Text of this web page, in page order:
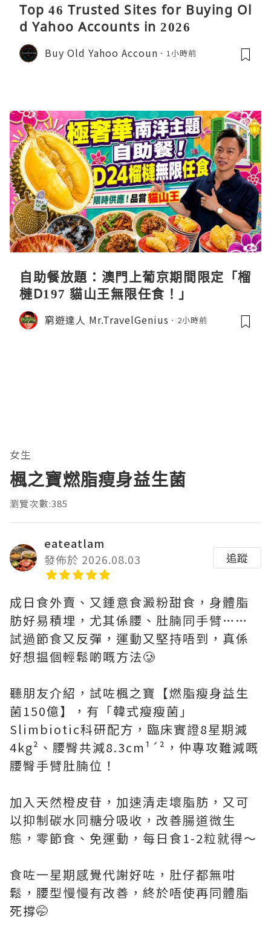
Top 46 Trusted Sites for Buying Ol
d Yahoo Accounts in 2026
Buy Old Yahoo Accoun 1小時前
自助餐放題：澳門上葡京期間限定「榴
槤D197 貓山王無限任食！」
窮遊達人 Mr.TravelGenius 2小時前
女生
楓之寶燃脂瘦身益生菌
瀏覽次數:385
eateatlam
發佈於 2026.08.03
追蹤
成日食外賣、又鍾意食澱粉甜食，身體脂
肪好易積埋，尤其係腰、肚腩同手臂……
試過節食又反彈，運動又堅持唔到，真係
好想揾個輕鬆啲嘅方法🥲
聽朋友介紹，試咗楓之寶【燃脂瘦身益生
菌150億】，有「韓式瘦瘦菌」
Slimbiotic科研配方，臨床實證8星期減
4kg²、腰臀共減8.3cm¹´²，仲專攻難減嘅
腰臀手臂肚腩位！
加入天然橙皮苷，加速清走壞脂肪，又可
以抑制碳水同糖分吸收，改善腸道微生
態，零節食、免運動，每日食1-2粒就得～
食咗一星期感覺代謝好咗，肚仔都無咁
鬆，腰型慢慢有改善，終於唔使再同體脂
死撐🤭